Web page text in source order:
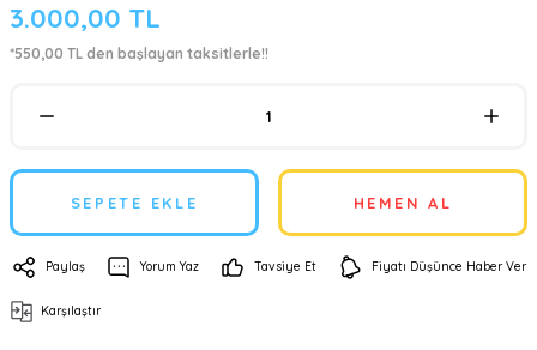
3.000,00 TL
*550,00 TL den başlayan taksitlerle!!
SEPETE EKLE HEMEN AL
Paylaş Yorum Yaz Tavsiye Et Fiyatı Düşünce Haber Ver
Karşılaştır